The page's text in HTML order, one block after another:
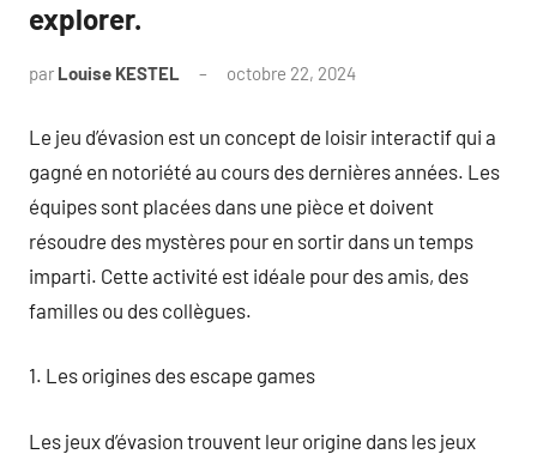
explorer.
par Louise KESTEL octobre 22, 2024
Le jeu d’évasion est un concept de loisir interactif qui a
gagné en notoriété au cours des dernières années. Les
équipes sont placées dans une pièce et doivent
résoudre des mystères pour en sortir dans un temps
imparti. Cette activité est idéale pour des amis, des
familles ou des collègues.
1. Les origines des escape games
Les jeux d’évasion trouvent leur origine dans les jeux